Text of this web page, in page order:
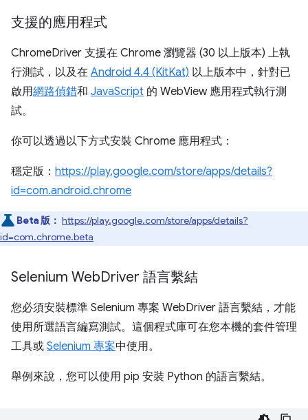
支援的應用程式
ChromeDriver 支援在 Chrome 瀏覽器 (30 以上版本) 上執
行測試，以及在 Android 4.4 (KitKat) 以上版本中，針對已
啟用網路偵錯和 JavaScript 的 WebView 應用程式執行測
試。
你可以透過以下方式安裝 Chrome 應用程式：
穩定版： https://play.google.com/store/apps/details?
id=com.android.chrome
Beta 版： https://play.google.com/store/apps/details?
id=com.chrome.beta
Selenium WebDriver 語言繫結
您必須安裝標準 Selenium 專案 WebDriver 語言繫結，才能
使用所選語言編寫測試。這個程式庫可在您本機的套件管理
工具或 Selenium 專案中使用。
舉例來說，您可以使用 pip 安裝 Python 的語言繫結。